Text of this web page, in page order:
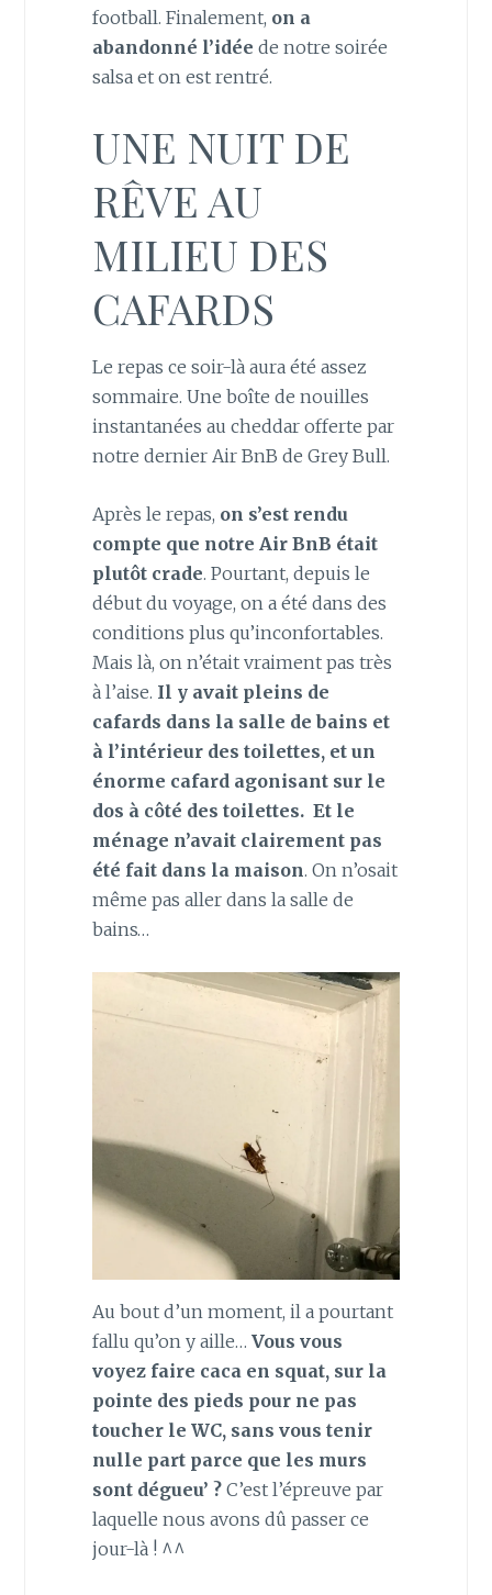
football. Finalement, on a
abandonné l’idée de notre soirée
salsa et on est rentré.
UNE NUIT DE
RÊVE AU
MILIEU DES
CAFARDS
Le repas ce soir-là aura été assez
sommaire. Une boîte de nouilles
instantanées au cheddar offerte par
notre dernier Air BnB de Grey Bull.
Après le repas, on s’est rendu
compte que notre Air BnB était
plutôt crade. Pourtant, depuis le
début du voyage, on a été dans des
conditions plus qu’inconfortables.
Mais là, on n’était vraiment pas très
à l’aise. Il y avait pleins de
cafards dans la salle de bains et
à l’intérieur des toilettes, et un
énorme cafard agonisant sur le
dos à côté des toilettes. Et le
ménage n’avait clairement pas
été fait dans la maison. On n’osait
même pas aller dans la salle de
bains…
Au bout d’un moment, il a pourtant
fallu qu’on y aille… Vous vous
voyez faire caca en squat, sur la
pointe des pieds pour ne pas
toucher le WC, sans vous tenir
nulle part parce que les murs
sont dégueu’ ?C’est l’épreuve par
laquelle nous avons dû passer ce
jour-là ! ^^